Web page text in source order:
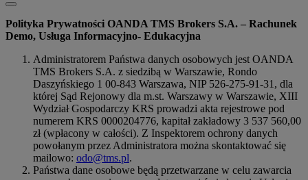
Polityka Prywatności OANDA TMS Brokers S.A. – Rachunek
Demo, Usługa Informacyjno- Edukacyjna
Administratorem Państwa danych osobowych jest OANDA
TMS Brokers S.A. z siedzibą w Warszawie, Rondo
Daszyńskiego 1 00-843 Warszawa, NIP 526-275-91-31, dla
której Sąd Rejonowy dla m.st. Warszawy w Warszawie, XIII
Wydział Gospodarczy KRS prowadzi akta rejestrowe pod
numerem KRS 0000204776, kapitał zakładowy 3 537 560,00
zł (wpłacony w całości). Z Inspektorem ochrony danych
powołanym przez Administratora można skontaktować się
mailowo: odo@tms.pl.
Państwa dane osobowe będą przetwarzane w celu zawarcia